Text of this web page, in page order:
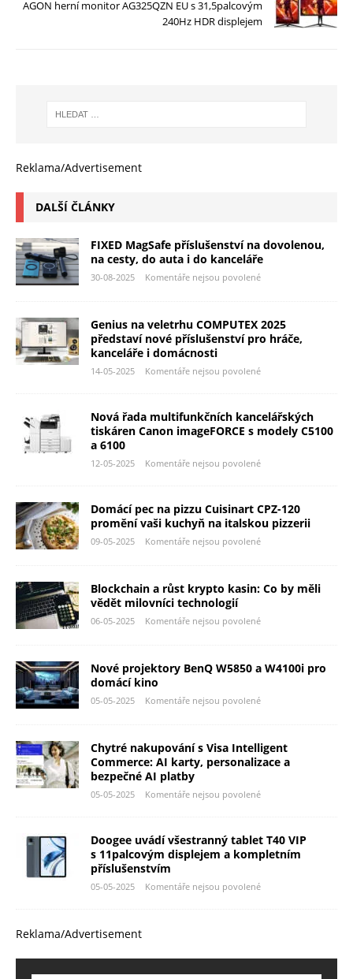
AGON herní monitor AG325QZN EU s 31,5palcovým
240Hz HDR displejem
Reklama/Advertisement
DALŠÍ ČLÁNKY
FIXED MagSafe příslušenství na dovolenou,
na cesty, do auta i do kanceláře
30-08-2025 Komentáře nejsou povolené
Genius na veletrhu COMPUTEX 2025
představí nové příslušenství pro hráče,
kanceláře i domácnosti
14-05-2025 Komentáře nejsou povolené
Nová řada multifunkčních kancelářských
tiskáren Canon imageFORCE s modely C5100
a 6100
12-05-2025 Komentáře nejsou povolené
Domácí pec na pizzu Cuisinart CPZ-120
promění vaši kuchyň na italskou pizzerii
09-05-2025 Komentáře nejsou povolené
Blockchain a růst krypto kasin: Co by měli
vědět milovníci technologií
06-05-2025 Komentáře nejsou povolené
Nové projektory BenQ W5850 a W4100i pro
domácí kino
05-05-2025 Komentáře nejsou povolené
Chytré nakupování s Visa Intelligent
Commerce: AI karty, personalizace a
bezpečné AI platby
05-05-2025 Komentáře nejsou povolené
Doogee uvádí všestranný tablet T40 VIP
s 11palcovým displejem a kompletním
příslušenstvím
05-05-2025 Komentáře nejsou povolené
Reklama/Advertisement